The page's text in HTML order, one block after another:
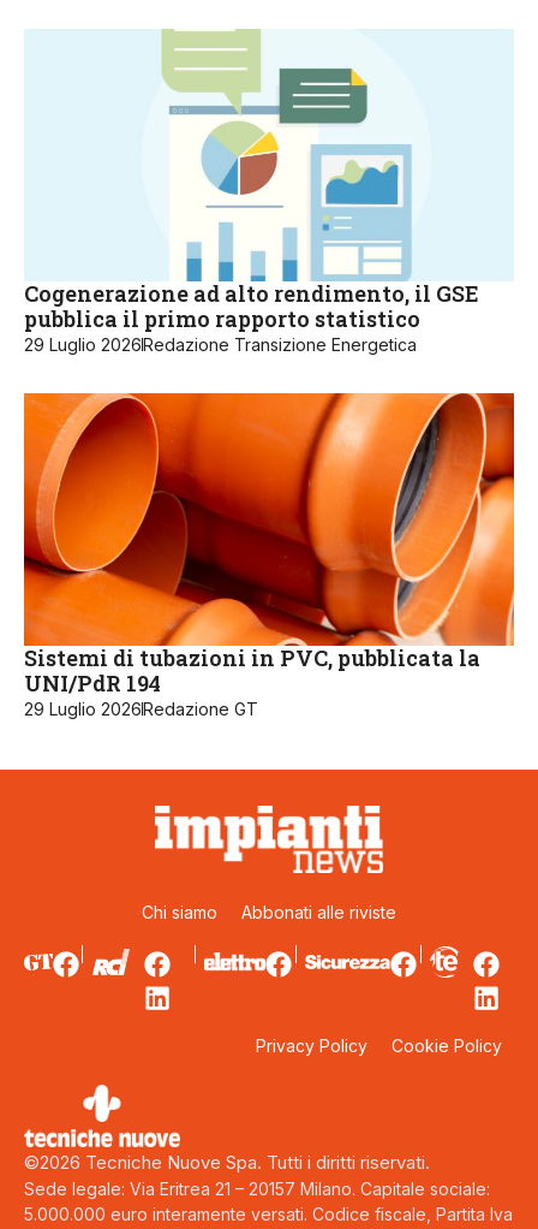
Cogenerazione ad alto rendimento, il GSE
pubblica il primo rapporto statistico
29 Luglio 2026Redazione Transizione Energetica
Sistemi di tubazioni in PVC, pubblicata la
UNI/PdR 194
29 Luglio 2026Redazione GT
Chi siamo Abbonati alle riviste
Privacy Policy Cookie Policy
©2026 Tecniche Nuove Spa. Tutti i diritti riservati.
Sede legale: Via Eritrea 21 – 20157 Milano. Capitale sociale:
5.000.000 euro interamente versati. Codice fiscale, Partita Iva